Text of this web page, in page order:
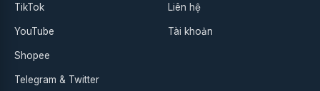
TikTok
YouTube
Shopee
Telegram & Twitter
Liên hệ
Tài khoản